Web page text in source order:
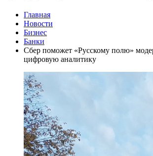
Главная
Новости
Бизнес
Банки
Сбер поможет «Русскому полю»
цифровую аналитику